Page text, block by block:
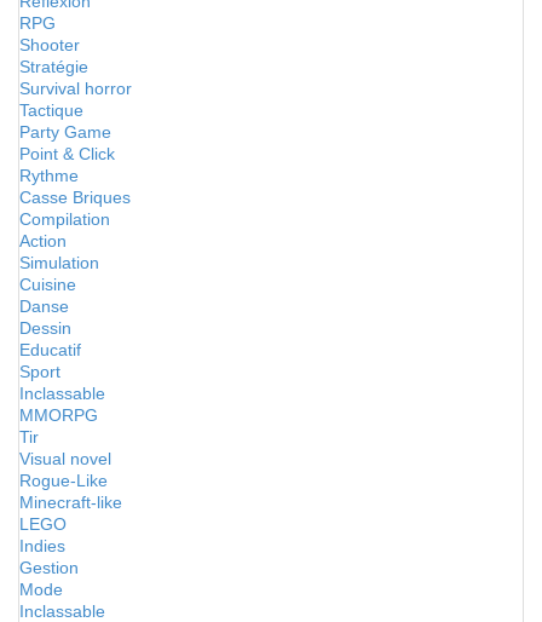
RPG
Shooter
Stratégie
Survival horror
Tactique
Party Game
Point & Click
Rythme
Casse Briques
Compilation
Action
Simulation
Cuisine
Danse
Dessin
Educatif
Sport
Inclassable
MMORPG
Tir
Visual novel
Rogue-Like
Minecraft-like
LEGO
Indies
Gestion
Mode
Inclassable